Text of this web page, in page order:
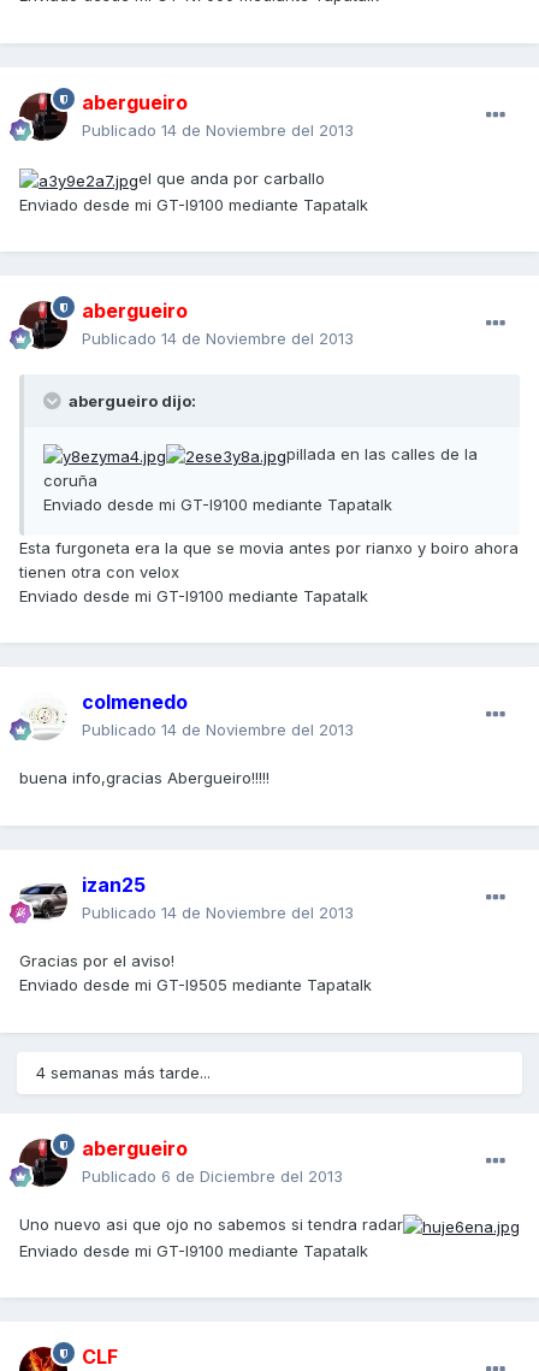
abergueiro
Publicado 14 de Noviembre del 2013
el que anda por carballo
Enviado desde mi GT-I9100 mediante Tapatalk
abergueiro
Publicado 14 de Noviembre del 2013
abergueiro dijo:
pillada en las calles de la
coruña
Enviado desde mi GT-I9100 mediante Tapatalk
Esta furgoneta era la que se movia antes por rianxo y boiro ahora
tienen otra con velox
Enviado desde mi GT-I9100 mediante Tapatalk
colmenedo
Publicado 14 de Noviembre del 2013
buena info,gracias Abergueiro!!!!!
izan25
Publicado 14 de Noviembre del 2013
Gracias por el aviso!
Enviado desde mi GT-I9505 mediante Tapatalk
4 semanas más tarde...
abergueiro
Publicado 6 de Diciembre del 2013
Uno nuevo asi que ojo no sabemos si tendra radar
Enviado desde mi GT-I9100 mediante Tapatalk
CLF